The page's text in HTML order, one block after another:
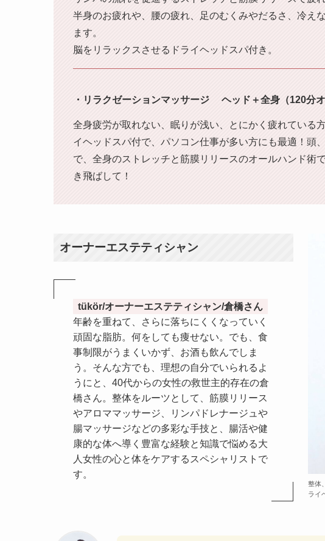
半身のお疲れや、腰の疲れ、足のむくみやだるさ、冷え
ます。
脳をリラックスさせるドライヘッドスパ付き。
・リラクゼーションマッサージ ヘッド＋全身 （120分
全身疲労が取れない、眠りが浅い、とにかく疲れている
イヘッドスパ付で、パソコン仕事が多い方にも最適！頭
で、全身のストレッチと筋膜リリースのオールハンド術
き飛ばして！
オーナーエステティシャン
tükör/オーナーエステティシャン/倉橋さん
年齢を重ねて、さらに落ちにくくなっていく
頑固な脂肪。何をしても痩せない。でも、食
事制限がうまくいかず、お酒も飲んでしま
う。そんな方でも、理想の自分でいられるよ
うにと、40代からの女性の救世主的存在の倉
橋さん。整体をルーツとして、筋膜リリース
やアロママッサージ、リンパドレナージュや
腸マッサージなどの多彩な手技と、腸活や健
康的な体へ導く豊富な経験と知識で悩める大
人女性の心と体をケアするスペシャリストで
す。
整体
ライ